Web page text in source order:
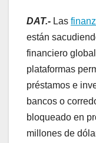
DAT.- Las
están
financiero
plataformas
préstamos e
bancos o
bloqueado en
millones de